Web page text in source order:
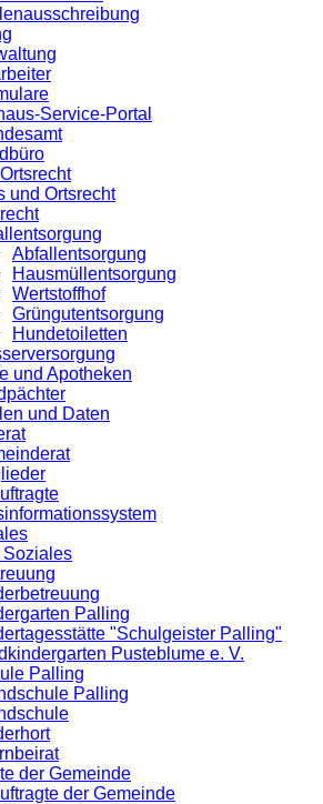
Service-Portal
und Ortsrecht
Abfallentsorgung
Hausmüllentsorgung
Wertstoffhof
Grüngutentsorgung
Hundetoiletten
und Apotheken
und Daten
Soziales
Palling
"Schulgeister Palling"
Pusteblume e. V.
Palling
Palling
der Gemeinde
der Gemeinde